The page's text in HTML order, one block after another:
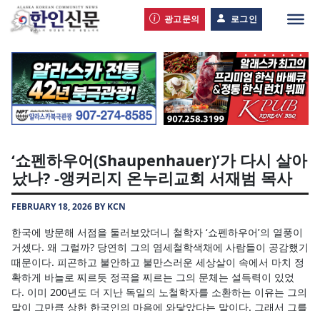
광고문의 로그인
‘쇼펜하우어(Shaupenhauer)’가 다시 살아
났나? -앵커리지 온누리교회 서재범 목사
FEBRUARY 18, 2026 BY KCN
한국에 방문해 서점을 둘러보았더니 철학자 ‘쇼펜하우어’의 열풍이
거셌다. 왜 그럴까? 당연히 그의 염세철학색채에 사람들이 공감했기
때문이다. 피곤하고 불안하고 불만스러운 세상살이 속에서 마치 정
확하게 바늘로 찌르듯 정곡을 찌르는 그의 문체는 설득력이 있었
다. 이미 200년도 더 지난 독일의 노철학자를 소환하는 이유는 그의
말이 그만큼 상한 한국인의 마음에 와닿았다는 말이다. 그래서 그를